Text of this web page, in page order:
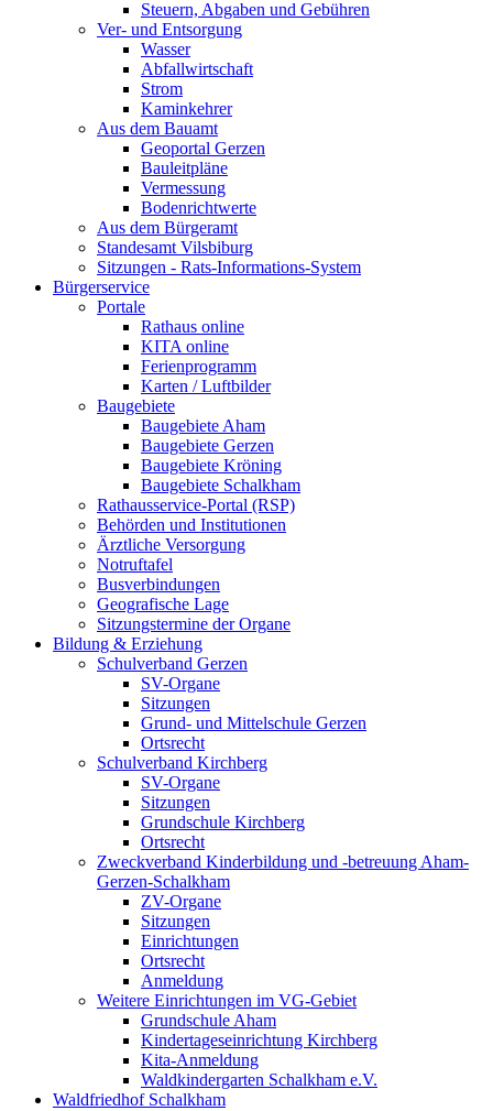
Steuern, Abgaben und Gebühren
Ver- und Entsorgung
Wasser
Abfallwirtschaft
Strom
Kaminkehrer
Aus dem Bauamt
Geoportal Gerzen
Bauleitpläne
Vermessung
Bodenrichtwerte
Aus dem Bürgeramt
Standesamt Vilsbiburg
Sitzungen - Rats-Informations-System
Bürgerservice
Portale
Rathaus online
KITA online
Ferienprogramm
Karten / Luftbilder
Baugebiete
Baugebiete Aham
Baugebiete Gerzen
Baugebiete Kröning
Baugebiete Schalkham
Rathausservice-Portal (RSP)
Behörden und Institutionen
Ärztliche Versorgung
Notruftafel
Busverbindungen
Geografische Lage
Sitzungstermine der Organe
Bildung & Erziehung
Schulverband Gerzen
SV-Organe
Sitzungen
Grund- und Mittelschule Gerzen
Ortsrecht
Schulverband Kirchberg
SV-Organe
Sitzungen
Grundschule Kirchberg
Ortsrecht
Zweckverband Kinderbildung und -betreuung Aham-
Gerzen-Schalkham
ZV-Organe
Sitzungen
Einrichtungen
Ortsrecht
Anmeldung
Weitere Einrichtungen im VG-Gebiet
Grundschule Aham
Kindertageseinrichtung Kirchberg
Kita-Anmeldung
Waldkindergarten Schalkham e.V.
Waldfriedhof Schalkham